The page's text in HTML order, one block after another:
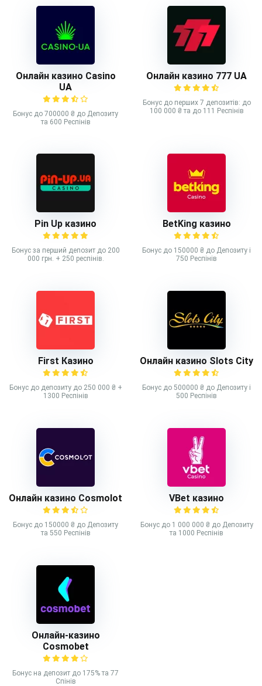
Онлайн казино Casino
UA
Бонус до 700000 ₴ до Депозиту
та 600 Респінів
Онлайн казино 777 UA
Бонус до перших 7 депозитів: до
100 000 ₴ та до 111 Респінів
Pin Up казино
Бонус за перший депозит до 200
000 грн. + 250 респінів.
BetKing казино
Бонус до 150000 ₴ до Депозиту і
750 Респінів
First Казино
Бонус до депозиту до 250 000 ₴ +
1300 Респінів
Онлайн казино Slots City
Бонус до 500000 ₴ до Депозиту і
500 Респінів
Онлайн казино Cosmolot
Бонус до 150000 ₴ до Депозиту
та 550 Респінів
VBet казино
Бонус до 1 000 000 ₴ до Депозиту
та 1000 Респінів
Онлайн-казино
Cosmobet
Бонус на депозит до 175% та 77
Спінів